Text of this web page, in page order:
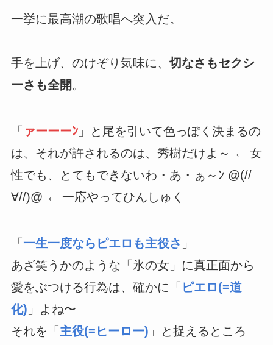
一挙に最高潮の歌唱へ突入だ。
手を上げ、のけぞり気味に、 切なさもセクシ
ーさも全開 。
「 ァーーーﾝ」と尾を引いて色っぽく決まるの
は、それが許されるのは、秀樹だけよ～ ← 女
性でも、とてもできないわ・あ・ぁ～ﾝ @(//
∀//)@ ← 一応やってひんしゅく
「 一生一度ならピエロも主役さ 」
あざ笑うかのような「氷の女」に真正面から
愛をぶつける行為は、確かに「 ピエロ(=道
化) 」よね〜
それを「 主役(=ヒーロー) 」と捉えるところ